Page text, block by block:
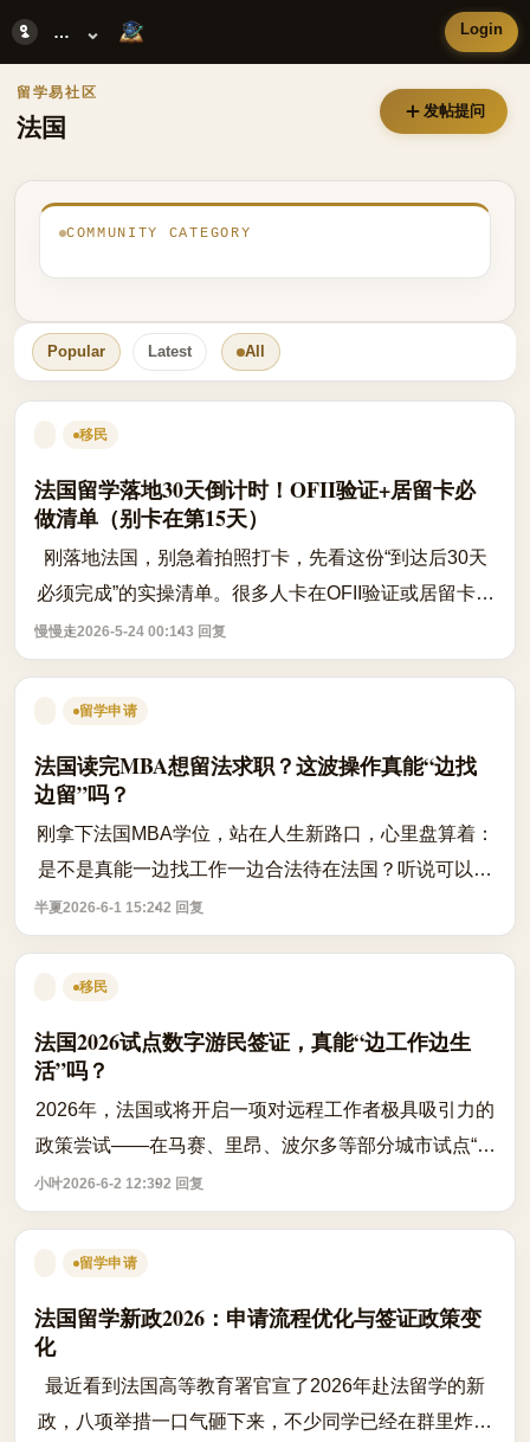
法国 ⌄ Login
留学易社区
法国 发帖提问
COMMUNITY CATEGORY
Popular Latest All
移民
法国留学落地30天倒计时！OFII验证+居留卡必
做清单（别卡在第15天）
刚落地法国，别急着拍照打卡，先看这份“到达后30天
必须完成”的实操清单。很多人卡在OFII验证或居留卡申
请，不是材料不全，而是时间点没跟上——错过就只能
返工，甚至影响后续签证续签。 根据...
慢慢走2026-5-24 00:143 回复
留学申请
法国读完MBA想留法求职？这波操作真能“边找
边留”吗？
刚拿下法国MBA学位，站在人生新路口，心里盘算着：
是不是真能一边找工作一边合法待在法国？听说可以申
请求职居留，但实际操作到底有多“友好”？网上信息东
一榔头西一棒子，真让人头大。最关心...
半夏2026-6-1 15:242 回复
移民
法国2026试点数字游民签证，真能“边工作边生
活”吗？
2026年，法国或将开启一项对远程工作者极具吸引力的
政策尝试——在马赛、里昂、波尔多等部分城市试点“数
字游民签证”，允许符合条件的外籍远程工作者在法停留
1至2年。这并非简单的旅游居留延期...
小叶2026-6-2 12:392 回复
留学申请
法国留学新政2026：申请流程优化与签证政策变
化
最近看到法国高等教育署官宣了2026年赴法留学的新
政，八项举措一口气砸下来，不少同学已经在群里炸开